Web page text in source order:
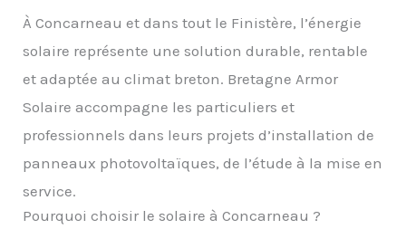
À Concarneau et dans tout le Finistère, l’énergie
solaire représente une solution durable, rentable
et adaptée au climat breton. Bretagne Armor
Solaire accompagne les particuliers et
professionnels dans leurs projets d’installation de
panneaux photovoltaïques, de l’étude à la mise en
service.
Pourquoi choisir le solaire à Concarneau ?